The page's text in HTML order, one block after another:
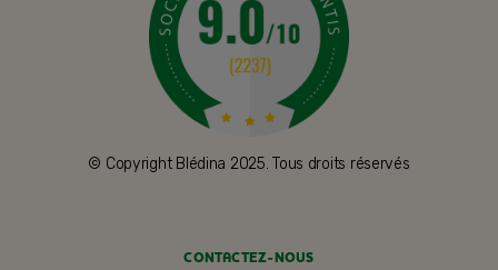
© Copyright Blédina 2025. Tous droits réservés
CONTACTEZ-NOUS